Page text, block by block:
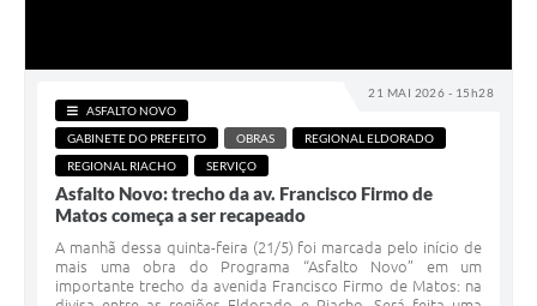
21 MAI 2026 - 15h28
ASFALTO NOVO
GABINETE DO PREFEITO
OBRAS
REGIONAL ELDORADO
REGIONAL RIACHO
SERVIÇO
Asfalto Novo: trecho da av. Francisco Firmo de
Matos começa a ser recapeado
A manhã dessa quinta-feira (21/5) foi marcada pelo início de
mais uma obra do Programa “Asfalto Novo” em um
importante trecho da avenida Francisco Firmo de Matos: na